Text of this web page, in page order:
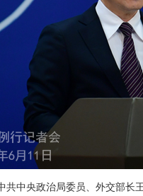
中央政治局委员、外交部长